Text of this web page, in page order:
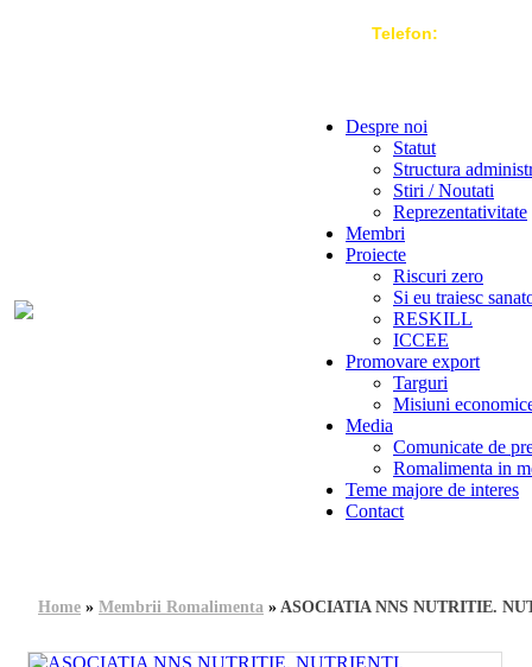
Telefon:
Despre noi
Statut
Structura
Stiri / Noutati
Reprezentativitate
Membri
Proiecte
Riscuri zero
Si eu traiesc
RESKILL
ICCEE
Promovare export
Targuri
Misiuni
Media
Comunicate de
Romalimenta in
Teme majore de interes
Contact
Home » Membrii Romalimenta » ASOCIATIA NNS NUTRITIE.